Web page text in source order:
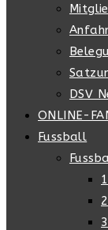
DSV
ONLINE-
Fussball